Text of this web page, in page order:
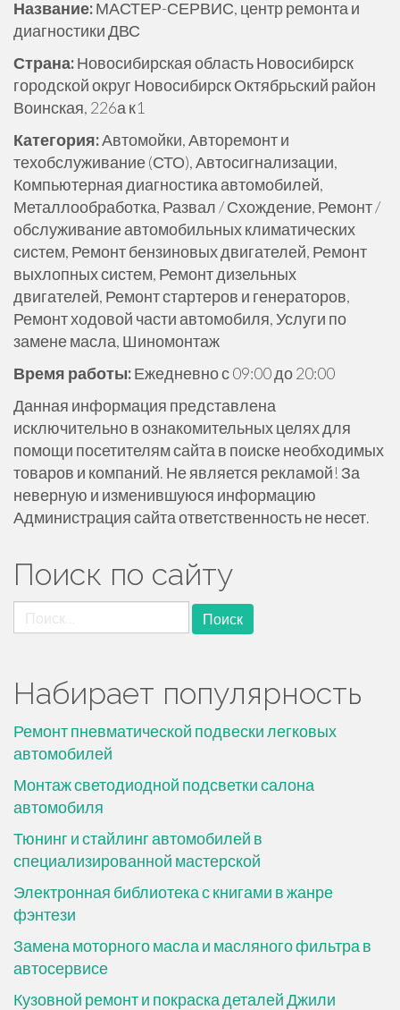
Название:МАСТЕР-СЕРВИС, центр ремонта и
диагностики ДВС
Страна:Новосибирская область Новосибирск
городской округ Новосибирск Октябрьский район
Воинская, 226а к1
Категория:Автомойки, Авторемонт и
техобслуживание (СТО), Автосигнализации,
Компьютерная диагностика автомобилей,
Металлообработка, Развал / Схождение, Ремонт /
обслуживание автомобильных климатических
систем, Ремонт бензиновых двигателей, Ремонт
выхлопных систем, Ремонт дизельных
двигателей, Ремонт стартеров и генераторов,
Ремонт ходовой части автомобиля, Услуги по
замене масла, Шиномонтаж
Время работы:Ежедневно с 09:00 до 20:00
Данная информация представлена
исключительно в ознакомительных целях для
помощи посетителям сайта в поиске необходимых
товаров и компаний. Не является рекламой! За
неверную и изменившуюся информацию
Администрация сайта ответственность не несет.
Поиск по сайту
Найти:
Набирает популярность
Ремонт пневматической подвески легковых
автомобилей
Монтаж светодиодной подсветки салона
автомобиля
Тюнинг и стайлинг автомобилей в
специализированной мастерской
Электронная библиотека с книгами в жанре
фэнтези
Замена моторного масла и масляного фильтра в
автосервисе
Кузовной ремонт и покраска деталей Джили